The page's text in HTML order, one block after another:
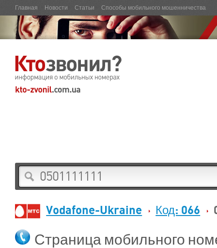
Главная Новости Статьи Способы мобильного мошенничества
Vodafone-Ukraine Код: 066
Страница мобильного